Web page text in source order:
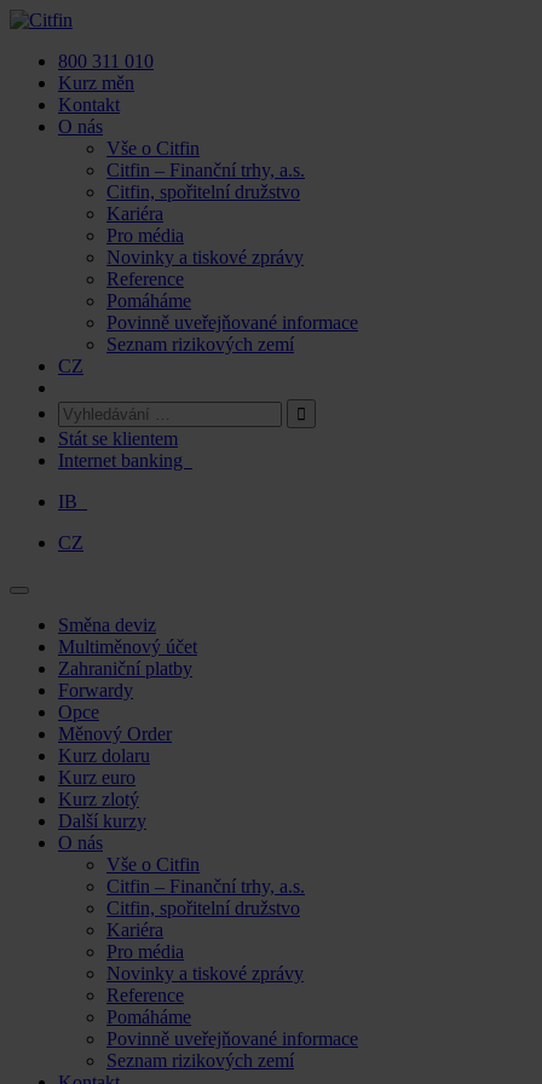
Skip
content800 311 010
Kurz měn
Kontakt
O nás
Vše o Citfin
Citfin – Finanční trhy, a.s.
Citfin, spořitelní družstvo
Kariéra
Pro média
Novinky a tiskové zprávy
Reference
Pomáháme
Povinně uveřejňované informace
Seznam rizikových zemí
CZ
Stát se klientem
Internet banking
IB
CZ
Skip
content
Směna deviz
Multiměnový účet
Zahraniční platby
Forwardy
Opce
Měnový Order
Kurz dolaru
Kurz euro
Kurz zlotý
Další kurzy
O nás
Vše o Citfin
Citfin – Finanční trhy, a.s.
Citfin, spořitelní družstvo
Kariéra
Pro média
Novinky a tiskové zprávy
Reference
Pomáháme
Povinně uveřejňované informace
Seznam rizikových zemí